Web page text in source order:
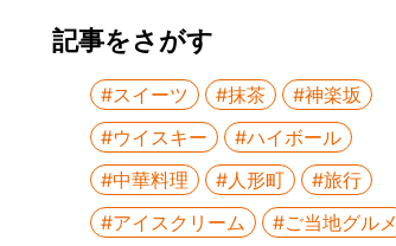
記事をさがす
#スイーツ #抹茶
#神楽坂
#ウイスキー
#ハイボール
#中華料理
#人形町
#旅行
#アイスクリーム
#ご当地グルメ